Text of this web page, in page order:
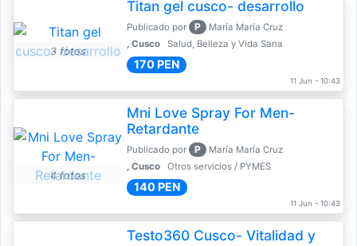
3 fotos
Titan gel cusco- desarrollo
Publicado por P
María María Cruz
, Cusco
Salud, Belleza y Vida Sana
170 PEN
11 Jun - 10:43
4 fotos
Mni Love Spray For Men-
Retardante
Publicado por P
María María Cruz
, Cusco
Otros servicios / PYMES
140 PEN
11 Jun - 10:43
Testo360 Cusco- Vitalidad y